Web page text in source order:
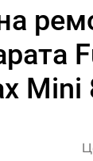
Mini